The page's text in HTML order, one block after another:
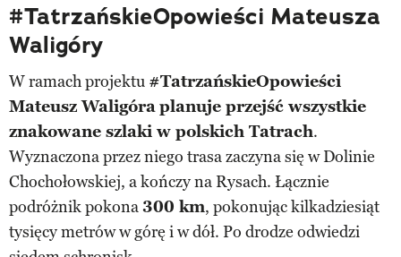
#TatrzańskieOpowieści Mateusza
Waligóry
W ramach projektu #TatrzańskieOpowieści
Mateusz Waligóraplanuje przejść wszystkie
znakowane szlaki w polskich Tatrach.
Wyznaczona przez niego trasa zaczyna się w Dolinie
Chochołowskiej, a kończy na Rysach. Łącznie
podróżnik pokona300 km, pokonując kilkadziesiąt
tysięcy metrów w górę i w dół. Po drodze odwiedzi